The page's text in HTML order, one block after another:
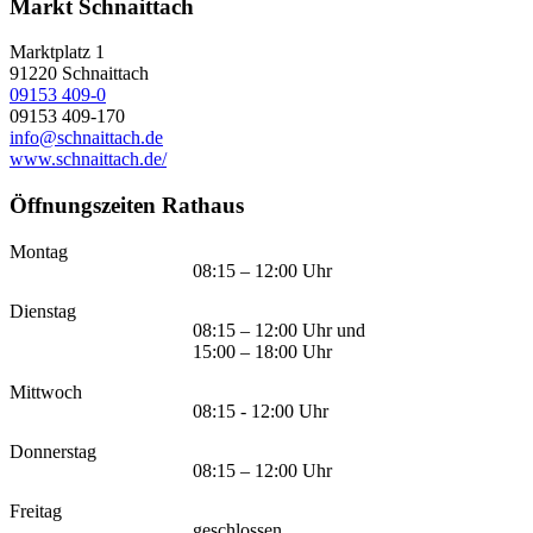
Markt Schnaittach
Marktplatz 1
91220 Schnaittach
09153 409-0
09153 409-170
info@schnaittach.de
www.schnaittach.de/
Öffnungszeiten Rathaus
Montag
08:15 – 12:00 Uhr
Dienstag
08:15 – 12:00 Uhr und
15:00 – 18:00 Uhr
Mittwoch
08:15 - 12:00 Uhr
Donnerstag
08:15 – 12:00 Uhr
Freitag